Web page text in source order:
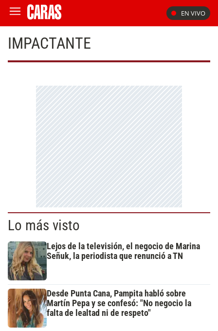
EN VIVO
IMPACTANTE
Lo más visto
Lejos de la televisión, el negocio de Marina
Señuk, la periodista que renunció a TN
Desde Punta Cana, Pampita habló sobre
Martín Pepa y se confesó: "No negocio la
falta de lealtad ni de respeto"